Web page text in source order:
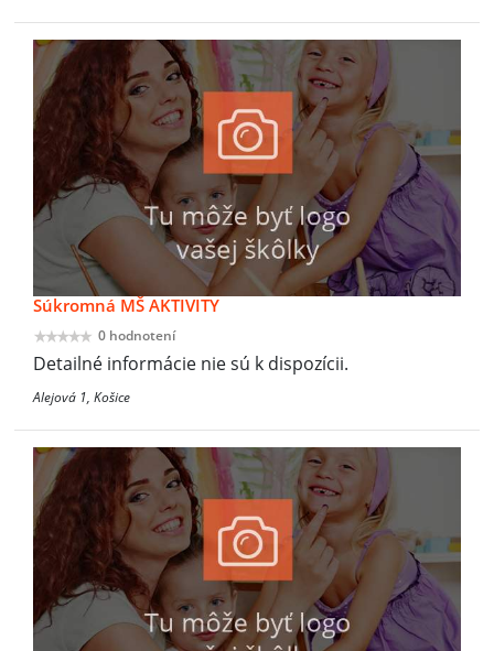
Súkromná MŠ AKTIVITY
0 hodnotení
Detailné informácie nie sú k dispozícii.
Alejová 1, Košice